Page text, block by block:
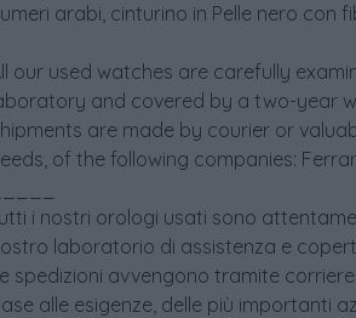
arabi, cinturino in Pelle nero con
our used watches are carefully
and covered by a two-year
are made by courier or
of the following companies:
i nostri orologi usati sono
laboratorio di assistenza e
spedizioni avvengono tramite
alle esigenze, delle più importanti